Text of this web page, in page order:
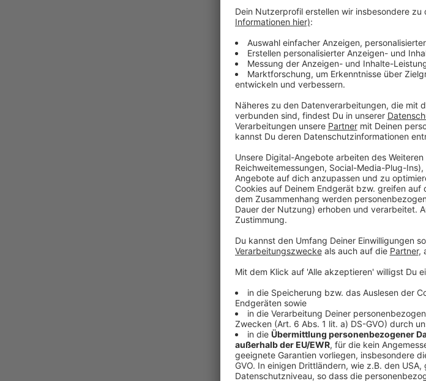
Anzeige
Chucky mutiert zu
eigentliche Puppe wird
Anzeige
©Copyright: SyFy
Chucky zwingt Jake
wird, eine zusätzliche